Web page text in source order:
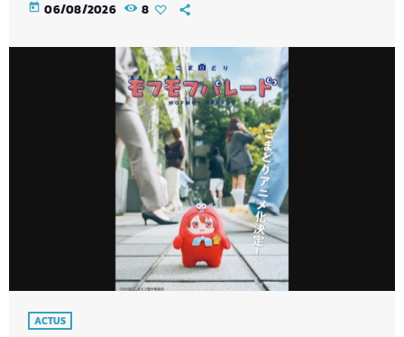
today 06/08/2026 8
ACTUS